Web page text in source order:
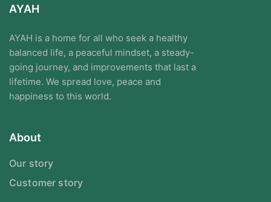
AYAH
AYAH is a home for all who seek a healthy
balanced life, a peaceful mindset, a steady-
going journey, and improvements that last a
lifetime. We spread love, peace and
happiness to this world.
About
Our story
Customer story